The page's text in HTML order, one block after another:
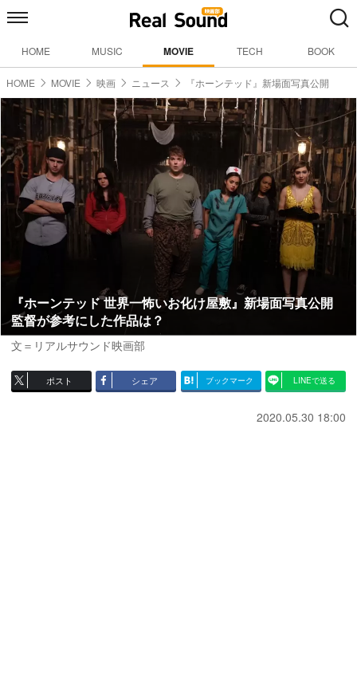
HOME MUSIC MOVIE TECH BOOK
HOME MOVIE 映画 ニュース 『ホーンテッド』新場面写真公開
『ホーンテッド 世界一怖いお化け屋敷』新場面写真公開
監督が参考にした作品は？
文＝リアルサウンド映画部
ポスト シェア ブックマーク LINEで送る
2020.05.30 18:00